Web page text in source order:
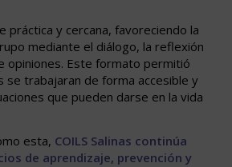
práctica y cercana, favoreciendo la
mediante el diálogo, la reflexión
opiniones. Este formato permitió
se trabajaran de forma accesible y
que pueden darse en la vida
esta, COILS Salinas continúa
de aprendizaje, prevención y